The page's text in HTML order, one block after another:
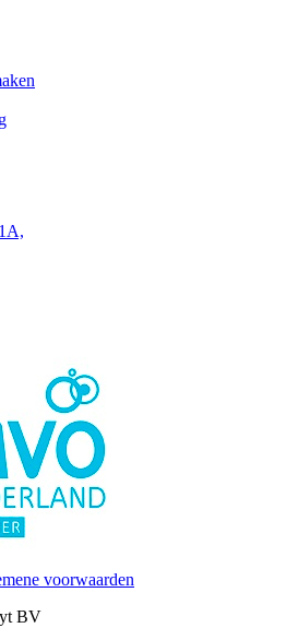
voorwaarden
BV